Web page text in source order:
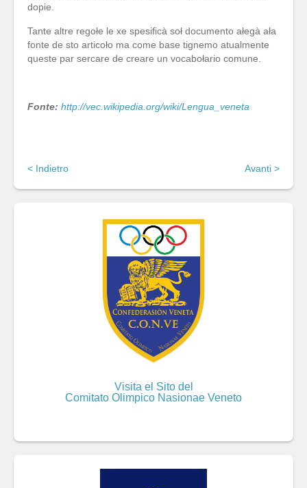
dopie.
Tante altre regołe le xe spesificà soł documento ałegà ała
fonte de sto articoło ma come base tignemo atualmente
queste par sercare de creare un vocabołario comune.
Fonte: http://vec.wikipedia.org/wiki/Lengua_veneta
< Indietro Avanti >
Visita el Sito del
Comitato Olimpico Nasionae Veneto